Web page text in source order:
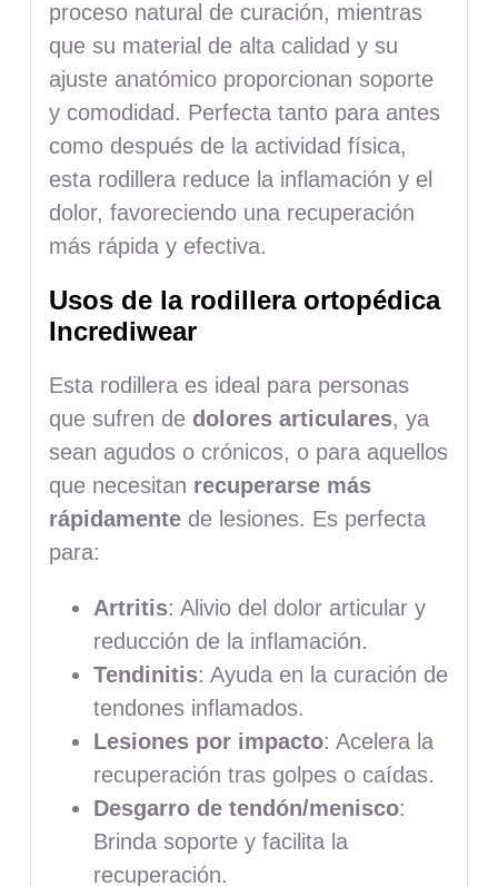
proceso natural de curación, mientras
que su material de alta calidad y su
ajuste anatómico proporcionan soporte
y comodidad. Perfecta tanto para antes
como después de la actividad física,
esta rodillera reduce la inflamación y el
dolor, favoreciendo una recuperación
más rápida y efectiva.
Usos de la rodillera ortopédica
Incrediwear
Esta rodillera es ideal para personas
que sufren de dolores articulares, ya
sean agudos o crónicos, o para aquellos
que necesitan recuperarse más
rápidamentede lesiones. Es perfecta
para:
Artritis: Alivio del dolor articular y
reducción de la inflamación.
Tendinitis: Ayuda en la curación de
tendones inflamados.
Lesiones por impacto: Acelera la
recuperación tras golpes o caídas.
Desgarro de tendón/menisco:
Brinda soporte y facilita la
recuperación.